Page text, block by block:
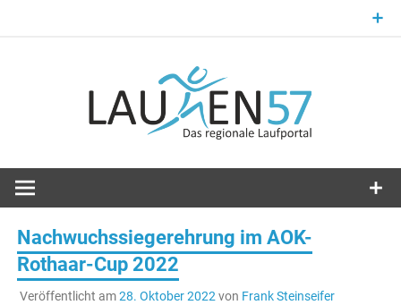
Laufen57
Nachwuchssiegerehrung im AOK-
Rothaar-Cup 2022
Veröffentlicht am28. Oktober 2022von Frank Steinseifer